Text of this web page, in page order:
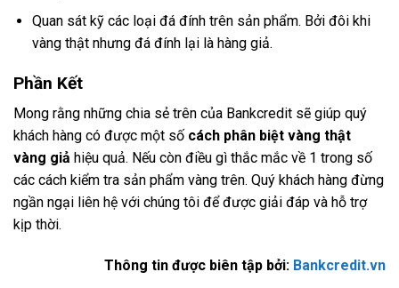
Quan sát kỹ các loại đá đính trên sản phẩm. Bởi đôi khi
vàng thật nhưng đá đính lại là hàng giả.
Phần Kết
Mong rằng những chia sẻ trên của Bankcredit sẽ giúp quý
khách hàng có được một số cách phân biệt vàng thật
vàng giả hiệu quả. Nếu còn điều gì thắc mắc về 1 trong số
các cách kiểm tra sản phẩm vàng trên. Quý khách hàng đừng
ngần ngại liên hệ với chúng tôi để được giải đáp và hỗ trợ
kịp thời.
Thông tin được biên tập bởi: Bankcredit.vn